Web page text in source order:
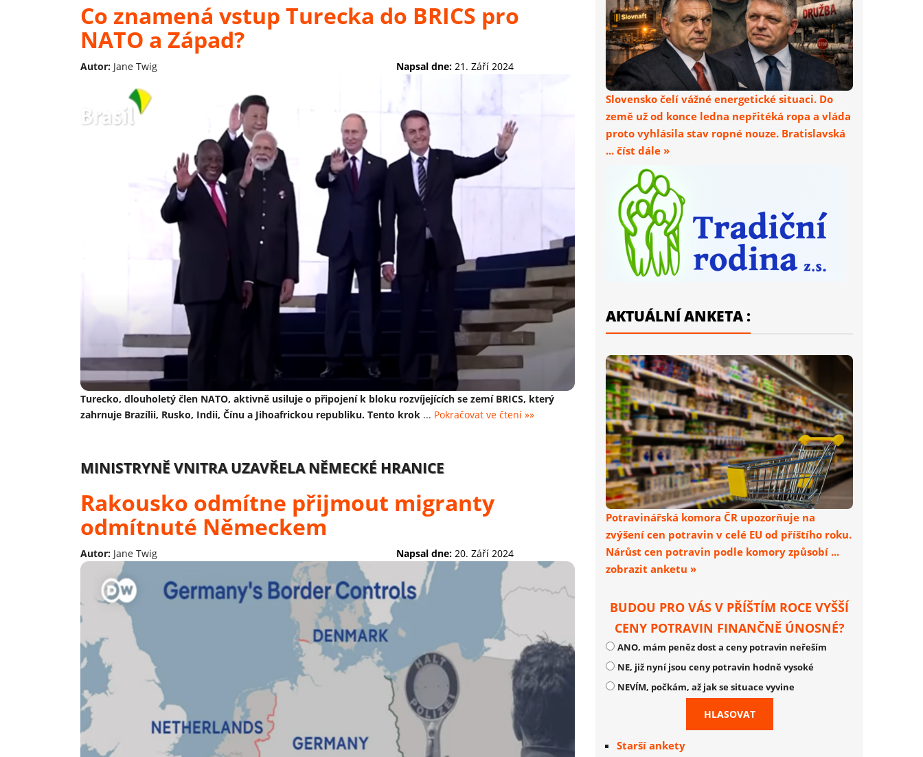
Co znamená vstup Turecka do BRICS pro
NATO a Západ?
Autor: Jane Twig Napsal dne: 21. Září 2024
Turecko, dlouholetý člen NATO, aktivně usiluje o připojení k bloku rozvíjejících se zemí BRICS, který
zahrnuje Brazílii, Rusko, Indii, Čínu a Jihoafrickou republiku. Tento krok ... Pokračovat ve čtení »»
MINISTRYNĚ VNITRA UZAVŘELA NĚMECKÉ HRANICE
Rakousko odmítne přijmout migranty
odmítnuté Německem
Autor: Jane Twig Napsal dne: 20. Září 2024
Slovensko čelí vážné energetické situaci. Do
země už od konce ledna nepřitéká ropa a vláda
proto vyhlásila stav ropné nouze. Bratislavská
... číst dále »
AKTUÁLNÍ ANKETA :
Potravinářská komora ČR upozorňuje na
zvýšení cen potravin v celé EU od příštího roku.
Nárůst cen potravin podle komory způsobí ...
zobrazit anketu »
BUDOU PRO VÁS V PŘÍŠTÍM ROCE VYŠŠÍ
CENY POTRAVIN FINANČNĚ ÚNOSNÉ?
ANO, mám peněz dost a ceny potravin neřeším
NE, již nyní jsou ceny potravin hodně vysoké
NEVÍM, počkám, až jak se situace vyvine
Starší ankety